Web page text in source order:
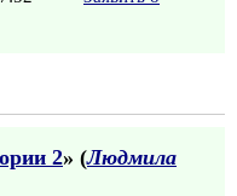
2» (Людмила